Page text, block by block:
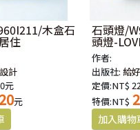
木盒石
住
計
元
元
石頭燈/
頭燈-
作者:
出版社: 給
定價:NT$
特價:NT$